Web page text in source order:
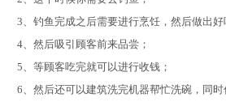
3、钓鱼完成之后需要进行烹饪，然后做出好
4、然后吸引顾客前来品尝；
5、等顾客吃完就可以进行收钱；
6、然后还可以建筑洗完机器帮忙洗碗，同